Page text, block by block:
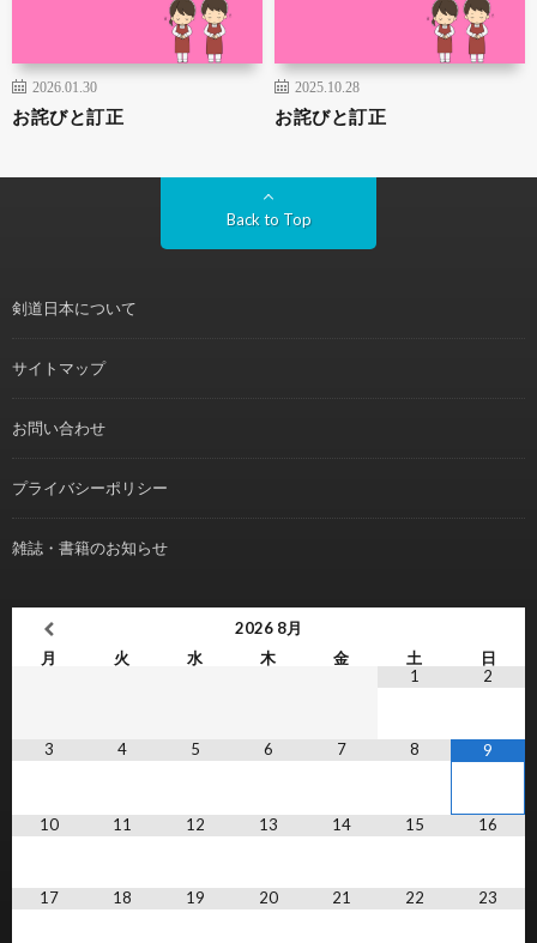
2026.01.30
お詫びと訂正
2025.10.28
お詫びと訂正
Back to Top
剣道日本について
サイトマップ
お問い合わせ
プライバシーポリシー
雑誌・書籍のお知らせ
2026 8月
月
火 水 木 金 土
日
1
2
3 4 5 6 7 8 9
10 11 12 13 14 15 16
17 18 19 20 21 22 23